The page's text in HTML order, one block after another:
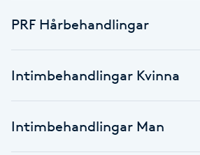
Gravidmassage
Gruppträning
PRF Hårbehandlingar
Intimbehandlingar Kvinna
Intimbehandlingar Man